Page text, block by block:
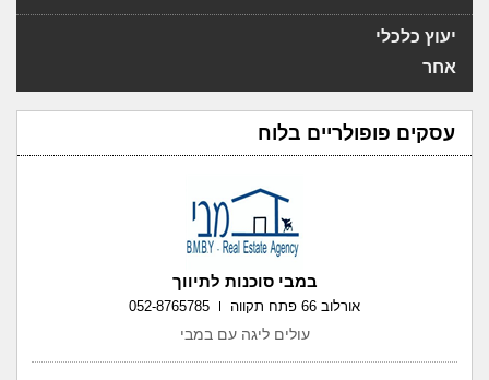
יעוץ כלכלי
אחר
עסקים פופולריים בלוח
במבי סוכנות לתיווך
אורלוב 66 פתח תקווה 052-8765785
עולים ליגה עם במבי